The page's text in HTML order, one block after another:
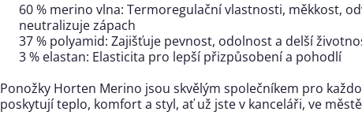
60 % merino vlna: Termoregulační vlastnosti, měkkost,
neutralizuje zápach
37 % polyamid: Zajišťuje pevnost, odolnost a delší
3 % elastan: Elasticita pro lepší přizpůsobení a pohodlí
Ponožky Horten Merino jsou skvělým společníkem pro
poskytují teplo, komfort a styl, ať už jste v kanceláři, ve